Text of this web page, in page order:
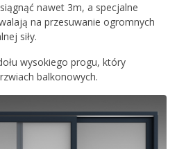
nawet 3m, a specjalne
na przesuwanie ogromnych
siły.
wysokiego progu, który
balkonowych.